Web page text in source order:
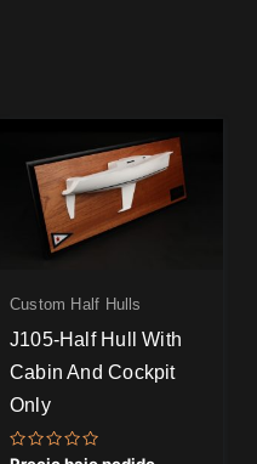
Custom Half Hulls
J105-Half Hull With
Cabin And Cockpit
Only
Valorado